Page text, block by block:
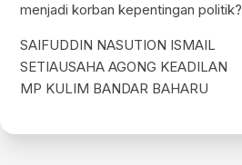
menjadi korban kepentingan politik?
SAIFUDDIN NASUTION ISMAIL
SETIAUSAHA AGONG KEADILAN
MP KULIM BANDAR BAHARU